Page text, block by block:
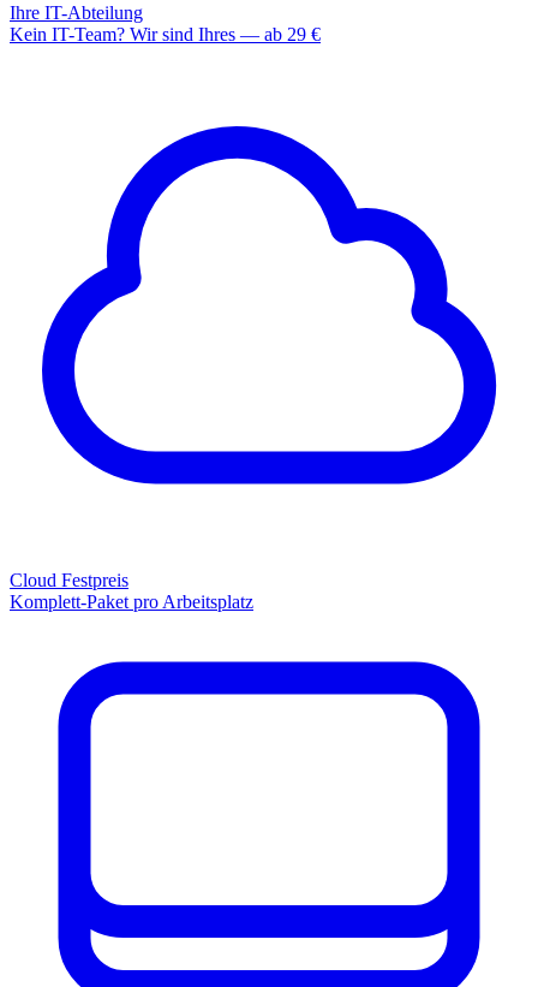
Ihre IT-Abteilung
Kein IT-Team? Wir sind Ihres — ab 29 €
Cloud Festpreis
Komplett-Paket pro Arbeitsplatz